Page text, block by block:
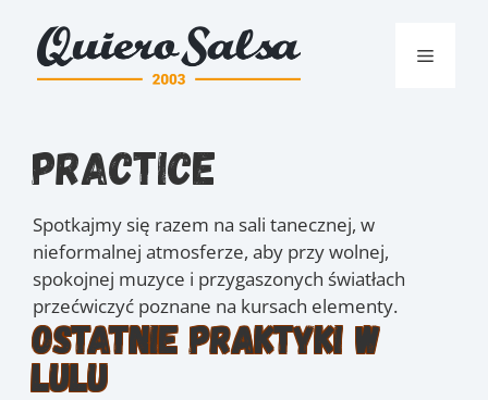
treści
Menu
Practice
Spotkajmy się razem na sali tanecznej, w
nieformalnej atmosferze, aby przy wolnej,
spokojnej muzyce i przygaszonych światłach
przećwiczyć poznane na kursach elementy.
Ostatnie praktyki w
Lulu